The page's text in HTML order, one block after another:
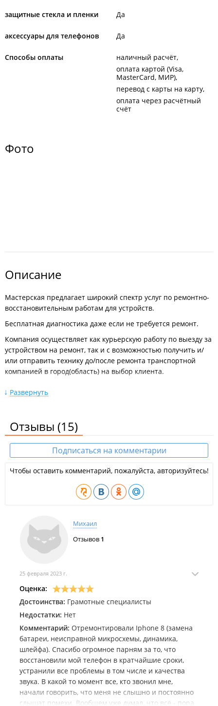
защитные стекла и пленки Да
аксессуары для телефонов Да
Способы оплаты
наличный расчёт
оплата картой (Visa,
MasterCard, МИР)
перевод с карты на карту
оплата через расчётный
счёт
Фото
Описание
Мастерская предлагает широкий спектр услуг по ремонтно-
восстановительным работам для устройств.
Бесплатная диагностика даже если не требуется ремонт.
Компания осуществляет как курьерскую работу по выезду за
устройством на ремонт, так и с возможностью получить и/
или отправить технику до/после ремонта транспортной
компанией в город(область) на выбор клиента.
Планшетов Apple iPad, Samsung, Huawei, Honor,
Xiaomi и любых других производителей;
Ноутбуков и нетбуков Apple, Sony, Samsung, Acer, Asus,
Honor, MSI, Lenovo и любых других производителей;
Квадрокоптеров DJI и любых других производителей;
Различных плат (автомагнитолы, блоки управления);
Bluetooth колонок, наушников любых производителей;
Краткий перечень выполняемых работ в сервисном центре:
Замена модуля дисплея экрана;
Замена стекла тачскрина дисплея экрана;
Замена элементов корпуса;
Пайка микросхем;
Замена аккумуляторных батарей;
Замена USB и прочих разъемов;
Замена и подбор комплектующих;
Восстановление после залития жидкостями;
Прочие ремонтно-восстановительные работы.
Продажа аксессуаров для цифровой техники:
Чехлы Silicone Case для телефонов Apple iPhone;
Наушники проводные и беспроводные в ассортименте;
Защитная пленка на дисплей, защитные стекла на
дисплей;
USB-кабели для зарядки и аудио кабелей JACK-JACK;
Сетевые зарядные устройства и
Развернуть
Отзывы (15)
Подписаться на комментарии
Чтобы оставить комментарий, пожалуйста, авторизуйтесь!
Михаил
Отзывов 1
25 февраля 2023 г.
Оценка:
Достоинства: Грамотные специалисты
Недостатки: Нет
Комментарий: Отремонтировали Iphone 8 (замена
батареи, неисправной микросхемы, динамика,
шлейфа). Спасибо огромное парням за то, что
восстановили мой телефон в кратчайшие сроки,
устранили все проблемы в том числе и качества
звука. В какой то момент все, кто звонил мне,
начали говорить, что меня не слышно и постоянно
слышат помехи. Вообщем уже думал, что всё - пора